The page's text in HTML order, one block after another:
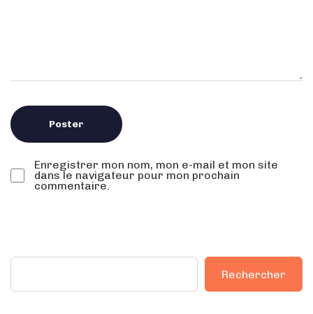
Enregistrer mon nom, mon e-mail et mon site
dans le navigateur pour mon prochain
commentaire.
Rechercher
Rechercher